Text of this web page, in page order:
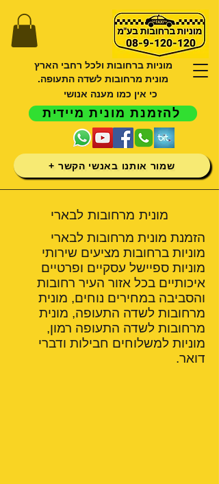
מוניות ברחובות ולכל רחבי הארץ
מונית מרחובות לשדה התעופה.
כי אין כמו מענה אנושי
להזמנת מונית מיידית
שמור אותנו באנשי הקשר +
מונית מרחובות לבארי
הזמנת מונית מרחובות לבארי
מוניות ברחובות מציעים שירותי
מוניות ספיישל עסקיים ופרטיים
איכותיים בכל אזור העיר רחובות
והסביבה במחירים נוחים, מונית
מרחובות לשדה התעופה, מונית
מרחובות לשדה התעופה רמון,
מוניות למשלוחים חבילות ודברי
דואר.